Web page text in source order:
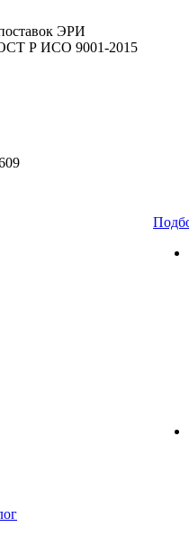
ЭРИ
Р ИСО 9001-2015